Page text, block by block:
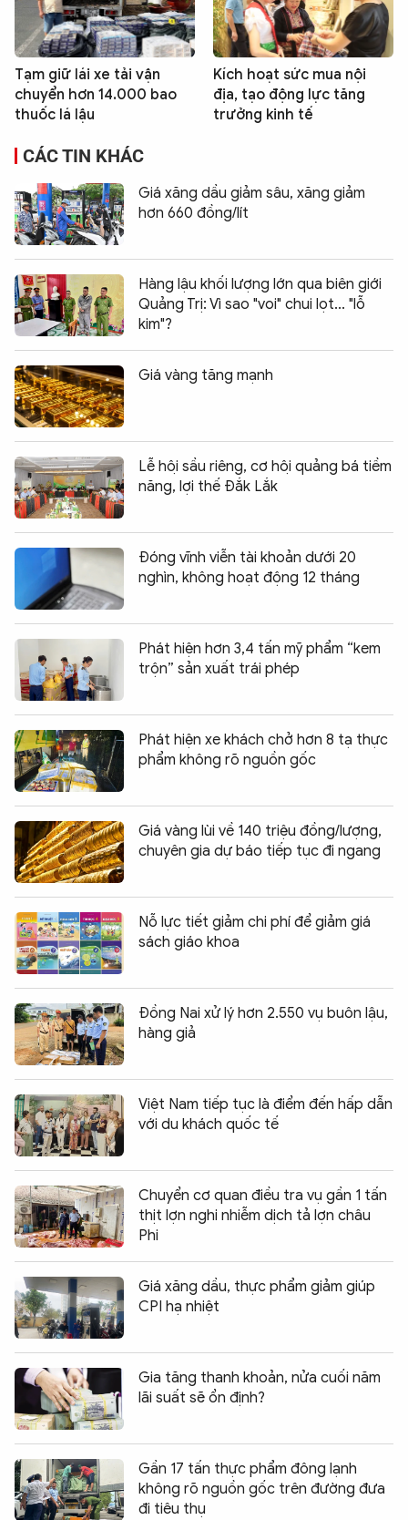
Tạm giữ lái xe tải vận
chuyển hơn 14.000 bao
thuốc lá lậu
Kích hoạt sức mua nội
địa, tạo động lực tăng
trưởng kinh tế
CÁC TIN KHÁC
Giá xăng dầu giảm sâu, xăng giảm
hơn 660 đồng/lít
Hàng lậu khối lượng lớn qua biên giới
Quảng Trị: Vì sao "voi" chui lọt... "lỗ
kim"?
Giá vàng tăng mạnh
Lễ hội sầu riêng, cơ hội quảng bá tiềm
năng, lợi thế Đắk Lắk
Đóng vĩnh viễn tài khoản dưới 20
nghìn, không hoạt động 12 tháng
Phát hiện hơn 3,4 tấn mỹ phẩm “kem
trộn” sản xuất trái phép
Phát hiện xe khách chở hơn 8 tạ thực
phẩm không rõ nguồn gốc
Giá vàng lùi về 140 triệu đồng/lượng,
chuyên gia dự báo tiếp tục đi ngang
Nỗ lực tiết giảm chi phí để giảm giá
sách giáo khoa
Đồng Nai xử lý hơn 2.550 vụ buôn lậu,
hàng giả
Việt Nam tiếp tục là điểm đến hấp dẫn
với du khách quốc tế
Chuyển cơ quan điều tra vụ gần 1 tấn
thịt lợn nghi nhiễm dịch tả lợn châu
Phi
Giá xăng dầu, thực phẩm giảm giúp
CPI hạ nhiệt
Gia tăng thanh khoản, nửa cuối năm
lãi suất sẽ ổn định?
Gần 17 tấn thực phẩm đông lạnh
không rõ nguồn gốc trên đường đưa
đi tiêu thụ